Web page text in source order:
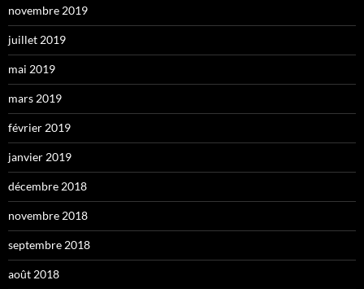
novembre 2019
juillet 2019
mai 2019
mars 2019
février 2019
janvier 2019
décembre 2018
novembre 2018
septembre 2018
août 2018